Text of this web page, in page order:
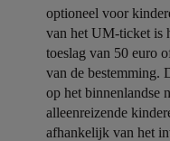
optioneel voor
van het UM-ticket is
toeslag van 50 euro
van de bestemming.
op het binnenlandse
alleenreizende
afhankelijk van het